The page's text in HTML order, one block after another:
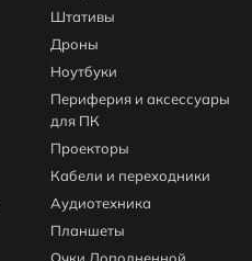
Штативы
Дроны
Ноутбуки
Периферия и аксессуары
для ПК
Проекторы
Кабели и переходники
Аудиотехника
Планшеты
Очки Дополненной